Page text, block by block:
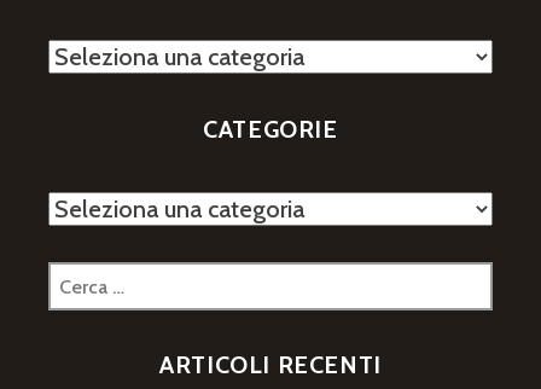
Categorie
CATEGORIE
Categorie
Ricerca
per:
ARTICOLI RECENTI